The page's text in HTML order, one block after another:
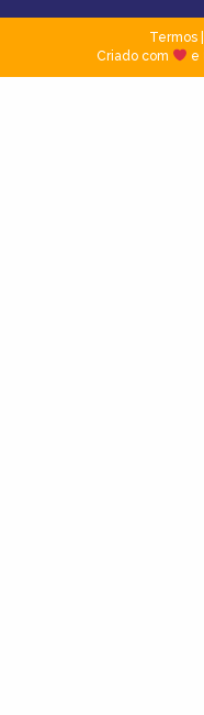
Termos|
Criado com
e